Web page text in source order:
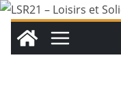
Passer
contenu